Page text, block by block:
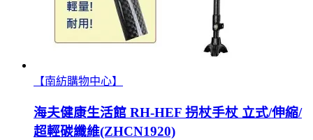
【南紡購物中心】
海夫健康生活館 RH-HEF 拐杖手杖 立式/伸縮/
超輕碳纖維(ZHCN1920)